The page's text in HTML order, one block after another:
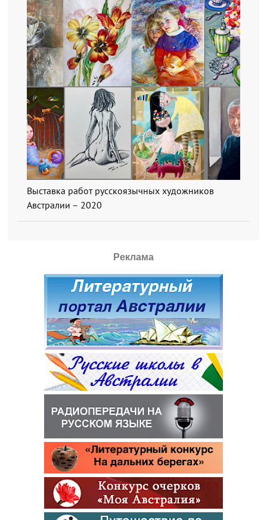
Выставка работ русскоязычных художников
Австралии – 2020
Реклама